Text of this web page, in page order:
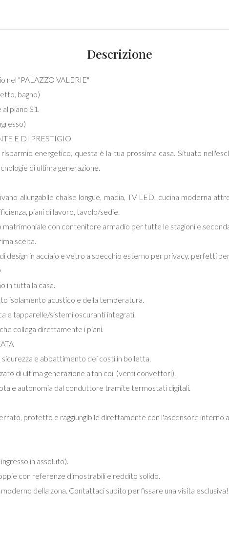
Descrizione
nel "PALAZZO VALERIE"
bagno)
piano S1.
E DI PRESTIGIO
energetico, questa è la tua prossima casa. Situato
di ultima generazione.
allungabile chaise longue, madia, TV LED, cucina moderna
piani di lavoro, tavolo/sedie.
con contenitore armadio per tutte le stagioni e
scelta.
design in acciaio e vetro a specchio esterno per privacy, perfetti
in tutta la casa.
isolamento acustico e della temperatura.
e tapparelle/sistemi oscuranti integrati.
collega direttamente i piani.
e abbattimento dei costi in bolletta.
di ultima generazione a fan coil (ventilconvettori).
autonomia dal conduttore tramite termostati digitali.
protetto e raggiungibile direttamente con l'ascensore interno
in assoluto).
con referenze dimostrabili e reddito solido.
della zona. Contattaci subito per fissare una visita esclusiva!